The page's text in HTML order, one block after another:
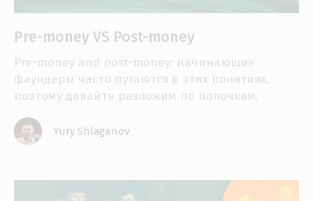
Pre-money VS Post-money
Pre-money and post-money: начинающие
фаундеры часто путаются в этих понятиях,
поэтому давайте разложим по полочкам.
Yury Shlaganov